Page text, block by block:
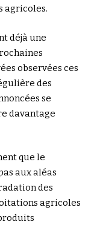
agricoles.
déjà une
observées ces
des
se
davantage
que le
aux aléas
des
agricoles